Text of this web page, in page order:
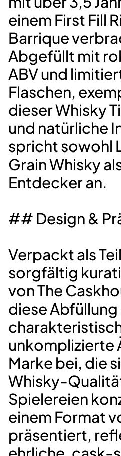
einem First Fill
Barrique
Abgefüllt mit
ABVund
Flaschen,
dieser Whisky
und natürliche
spricht sowohl
Grain Whisky
Entdecker an.
## Design &
Verpackt als
sorgfältig
von The
diese Abfüllung
unkomplizierte
Marke bei, die
Whisky-
Spielereien
einem Format
präsentiert,